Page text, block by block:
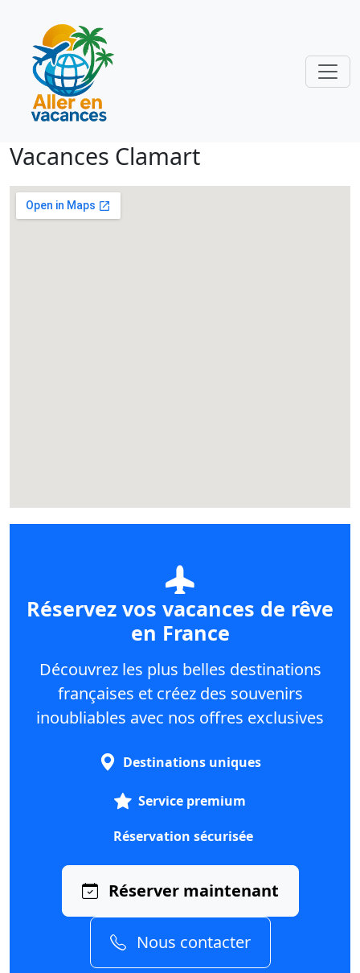
Vacances Clamart
Réservez vos vacances de rêve
en France
Découvrez les plus belles destinations
françaises et créez des souvenirs
inoubliables avec nos offres exclusives
Destinations uniques
Service premium
Réservation sécurisée
Réserver maintenant
Nous contacter